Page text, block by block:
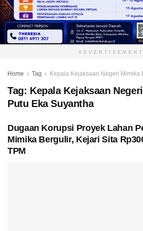
ADVERTISEMENT
Home Tag Kepala Kejaksaan Negeri Mimika
Tag: Kepala Kejaksaan
Putu Eka Suyantha
Dugaan Korupsi Proyek Lahan
Mimika Bergulir, Kejari Sita
TPM